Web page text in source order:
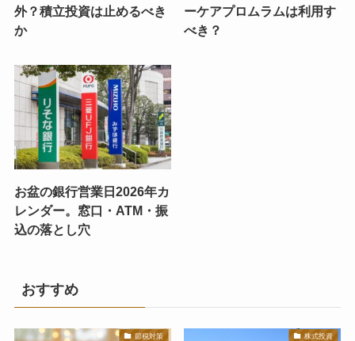
外？積立投資は止めるべき
か
ーケアプロムラムは利用す
べき？
お盆の銀行営業日2026年カ
レンダー。窓口・ATM・振
込の落とし穴
おすすめ
節税対策 株式投資